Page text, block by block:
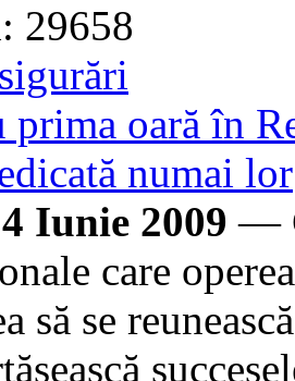
29658
prima oară în
numai lor
Iunie 2009 —
care
să se